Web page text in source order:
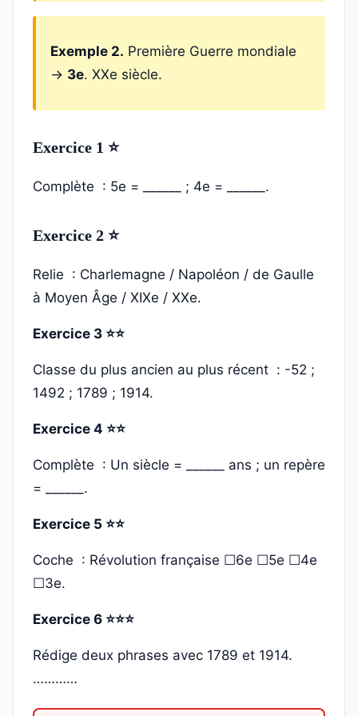
Exemple 2. Première Guerre mondiale
→ 3e. XXe siècle.
Exercice 1 ⭐
Complète : 5e = ______ ; 4e = ______.
Exercice 2 ⭐
Relie : Charlemagne / Napoléon / de Gaulle
à Moyen Âge / XIXe / XXe.
Exercice 3 ⭐⭐
Classe du plus ancien au plus récent : -52 ;
1492 ; 1789 ; 1914.
Exercice 4 ⭐⭐
Complète : Un siècle = ______ ans ; un repère
= ______.
Exercice 5 ⭐⭐
Coche : Révolution française ☐6e ☐5e ☐4e
☐3e.
Exercice 6 ⭐⭐⭐
Rédige deux phrases avec 1789 et 1914.
…………